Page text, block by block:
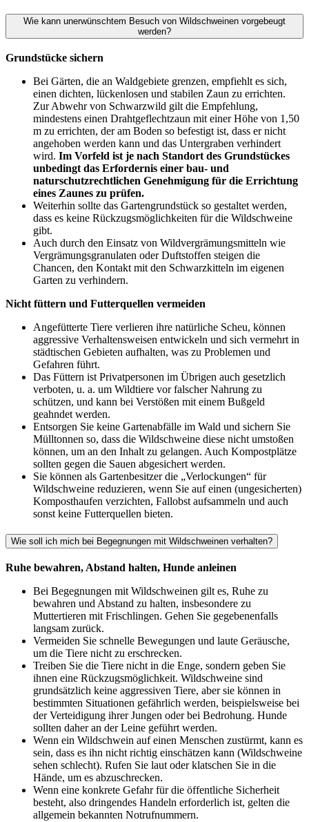
Wie kann unerwünschtem Besuch von Wildschweinen vorgebeugt
werden?
Grundstücke sichern
Bei Gärten, die an Waldgebiete grenzen, empfiehlt es sich,
einen dichten, lückenlosen und stabilen Zaun zu errichten.
Zur Abwehr von Schwarzwild gilt die Empfehlung,
mindestens einen Drahtgeflechtzaun mit einer Höhe von 1,50
m zu errichten, der am Boden so befestigt ist, dass er nicht
angehoben werden kann und das Untergraben verhindert
wird. Im Vorfeld ist je nach Standort des Grundstückes
unbedingt das Erfordernis einer bau- und
naturschutzrechtlichen Genehmigung für die Errichtung
eines Zaunes zu prüfen.
Weiterhin sollte das Gartengrundstück so gestaltet werden,
dass es keine Rückzugsmöglichkeiten für die Wildschweine
gibt.
Auch durch den Einsatz von Wildvergrämungsmitteln wie
Vergrämungsgranulaten oder Duftstoffen steigen die
Chancen, den Kontakt mit den Schwarzkitteln im eigenen
Garten zu verhindern.
Nicht füttern und Futterquellen vermeiden
Angefütterte Tiere verlieren ihre natürliche Scheu, können
aggressive Verhaltensweisen entwickeln und sich vermehrt in
städtischen Gebieten aufhalten, was zu Problemen und
Gefahren führt.
Das Füttern ist Privatpersonen im Übrigen auch gesetzlich
verboten, u. a. um Wildtiere vor falscher Nahrung zu
schützen, und kann bei Verstößen mit einem Bußgeld
geahndet werden.
Entsorgen Sie keine Gartenabfälle im Wald und sichern Sie
Mülltonnen so, dass die Wildschweine diese nicht umstoßen
können, um an den Inhalt zu gelangen. Auch Kompostplätze
sollten gegen die Sauen abgesichert werden.
Sie können als Gartenbesitzer die „Verlockungen“ für
Wildschweine reduzieren, wenn Sie auf einen (ungesicherten)
Komposthaufen verzichten, Fallobst aufsammeln und auch
sonst keine Futterquellen bieten.
Wie soll ich mich bei Begegnungen mit Wildschweinen verhalten?
Ruhe bewahren, Abstand halten, Hunde anleinen
Bei Begegnungen mit Wildschweinen gilt es, Ruhe zu
bewahren und Abstand zu halten, insbesondere zu
Muttertieren mit Frischlingen. Gehen Sie gegebenenfalls
langsam zurück.
Vermeiden Sie schnelle Bewegungen und laute Geräusche,
um die Tiere nicht zu erschrecken.
Treiben Sie die Tiere nicht in die Enge, sondern geben Sie
ihnen eine Rückzugsmöglichkeit. Wildschweine sind
grundsätzlich keine aggressiven Tiere, aber sie können in
bestimmten Situationen gefährlich werden, beispielsweise bei
der Verteidigung ihrer Jungen oder bei Bedrohung. Hunde
sollten daher an der Leine geführt werden.
Wenn ein Wildschwein auf einen Menschen zustürmt, kann es
sein, dass es ihn nicht richtig einschätzen kann (Wildschweine
sehen schlecht). Rufen Sie laut oder klatschen Sie in die
Hände, um es abzuschrecken.
Wenn eine konkrete Gefahr für die öffentliche Sicherheit
besteht, also dringendes Handeln erforderlich ist, gelten die
allgemein bekannten Notrufnummern.